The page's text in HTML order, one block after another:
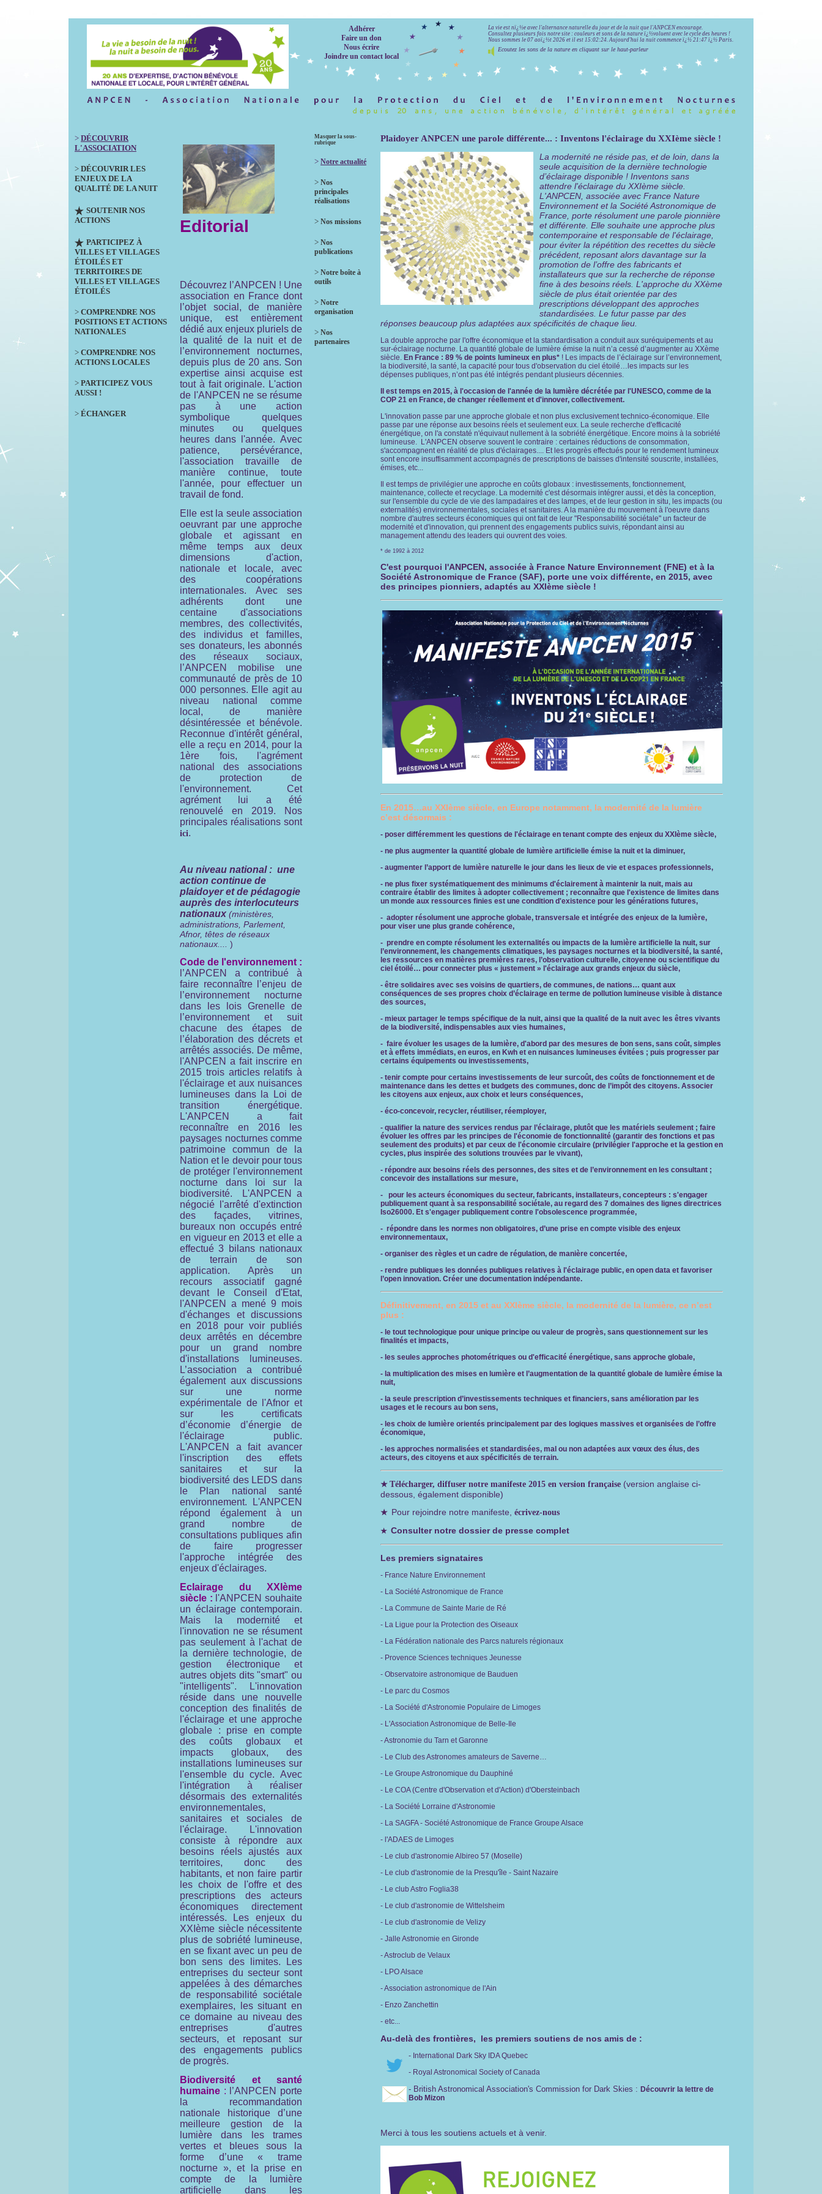
Adhérer
Faire un don
Nous écrire
Joindre un contact local
La vie est nï¿½e avec l'alternance naturelle du jour et de la nuit que l'ANPCEN encourage.
Consultez plusieurs fois notre site : couleurs et sons de la nature ï¿½voluent avec le cycle des heures !
Nous sommes le 07 aoï¿½t 2026 et il est 15:02:25.Aujourd'hui la nuit commence ï¿½ 21:47 ï¿½ Paris.
Ecoutez les sons de la nature en cliquant sur le haut-parleur
> DÉCOUVRIR
L'ASSOCIATION
> DÉCOUVRIR LES
ENJEUX DE LA
QUALITÉ DE LA NUIT
SOUTENIR NOS
ACTIONS
PARTICIPEZ À
VILLES ET VILLAGES
ÉTOILÉS ET
TERRITOIRES DE
VILLES ET VILLAGES
ÉTOILÉS
> COMPRENDRE NOS
POSITIONS ET ACTIONS
NATIONALES
> COMPRENDRE NOS
ACTIONS LOCALES
> PARTICIPEZ VOUS
AUSSI !
> ÉCHANGER
Editorial
Découvrez l’ANPCEN ! Une
association en France dont
l’objet social, de manière
unique, est entièrement
dédié aux enjeux pluriels de
la qualité de la nuit et de
l’environnement nocturnes,
depuis plus de 20 ans. Son
expertise ainsi acquise est
tout à fait originale. L'action
de l'ANPCEN ne se résume
pas à une action
symbolique quelques
minutes ou quelques
heures dans l'année. Avec
patience, persévérance,
l'association travaille de
manière continue, toute
l'année, pour effectuer un
travail de fond.
Elle est la seule association
oeuvrant par une approche
globale et agissant en
même temps aux deux
dimensions d'action,
nationale et locale, avec
des coopérations
internationales. Avec ses
adhérents dont une
centaine d'associations
membres, des collectivités,
des individus et familles,
ses donateurs, les abonnés
des réseaux sociaux,
l’ANPCEN mobilise une
communauté de près de 10
000 personnes. Elle agit au
niveau national comme
local, de manière
désintéressée et bénévole.
Reconnue d'intérêt général,
elle a reçu en 2014, pour la
1ère fois, l'agrément
national des associations
de protection de
l'environnement. Cet
agrément lui a été
renouvelé en 2019. Nos
principales réalisations sont
ici.
Au niveau national : une
action continue de
plaidoyer et de pédagogie
auprès des interlocuteurs
nationaux (ministères,
administrations, Parlement,
Afnor, têtes de réseaux
nationaux....
)
Code de l'environnement :
l’ANPCEN a contribué à
faire reconnaître l’enjeu de
l’environnement nocturne
dans les lois Grenelle de
l’environnement et suit
chacune des étapes de
l’élaboration des décrets et
arrêtés associés. De même,
l'ANPCEN a fait inscrire en
2015 trois articles relatifs à
l'éclairage et aux nuisances
lumineuses dans la Loi de
transition énergétique.
L'ANPCEN a fait
reconnaître en 2016 les
paysages nocturnes comme
patrimoine commun de la
Nation et le devoir pour tous
de protéger l'environnement
nocturne dans loi sur la
biodiversité.
L'ANPCEN a
négocié l'arrêté d'extinction
des façades, vitrines,
bureaux non occupés entré
en vigueur en 2013 et elle a
effectué 3 bilans nationaux
de terrain de son
application. Après un
recours associatif gagné
devant le Conseil d'Etat,
l'ANPCEN a mené 9 mois
d'échanges et discussions
en 2018 pour voir publiés
deux arrêtés en décembre
pour un grand nombre
d'installations lumineuses.
L’association a contribué
également aux discussions
sur une norme
expérimentale de l'Afnor et
sur les certificats
d’économie d’énergie de
l'éclairage public.
L'ANPCEN a fait avancer
l'inscription des effets
sanitaires et sur la
biodiversité des LEDS dans
le Plan national santé
environnement. L'ANPCEN
répond également à un
grand nombre de
consultations publiques afin
de faire progresser
l'approche intégrée des
enjeux d'éclairages.
Eclairage du XXIème
siècle : l'ANPCEN souhaite
un éclairage contemporain.
Mais la modernité et
l'innovation ne se résument
pas seulement à l'achat de
la dernière technologie, de
gestion électronique et
autres objets dits "smart" ou
"intelligents". L'innovation
réside dans une nouvelle
conception des finalités de
l'éclairage et une approche
globale : prise en compte
des coûts globaux et
impacts globaux, des
installations lumineuses sur
l'ensemble du cycle. Avec
l'intégration à réaliser
désormais des externalités
environnementales,
sanitaires et sociales de
l'éclairage. L'innovation
consiste à répondre aux
besoins réels ajustés aux
territoires, donc des
habitants, et non faire partir
les choix de l'offre et des
prescriptions des acteurs
économiques directement
intéressés. Les enjeux du
XXIème siècle nécessitente
plus de sobriété lumineuse,
en se fixant avec un peu de
bon sens des limites. Les
entreprises du secteur sont
appelées à des démarches
de responsabilité sociétale
exemplaires, les situant en
ce domaine au niveau des
entreprises d'autres
secteurs, et reposant sur
des engagements publics
de progrès.
Biodiversité et santé
humaine : l’ANPCEN porte
la recommandation
nationale historique d’une
meilleure gestion de la
lumière dans les trames
vertes et bleues sous la
forme d’une « trame
nocturne », et la prise en
compte de la lumière
artificielle dans les
Masquer la sous-
rubrique
> Notre actualité
> Nos
principales
réalisations
> Nos missions
> Nos
publications
> Notre boîte à
outils
> Notre
organisation
> Nos
partenaires
Plaidoyer ANPCEN une parole différente... : Inventons l'éclairage du XXIème siècle !
La modernité ne réside pas, et de loin, dans la
seule acquisition de la dernière technologie
d’éclairage disponible ! Inventons sans
attendre l'éclairage du XXIème siècle.
L'ANPCEN, associée avec France Nature
Environnement et la Société Astronomique de
France, porte résolument une parole pionnière
et différente. Elle souhaite une approche plus
contemporaine et responsable de l'éclairage,
pour éviter la répétition des recettes du siècle
précédent, reposant alors davantage sur la
promotion de l’offre des fabricants et
installateurs que sur la recherche de réponse
fine à des besoins réels. L'approche du XXème
siècle de plus était orientée par des
prescriptions développant des approches
standardisées. Le futur passe par des
réponses beaucoup plus adaptées aux spécificités de chaque lieu.
La double approche par l'offre économique et la standardisation a conduit aux suréquipements et au
sur-éclairage nocturne. La quantité globale de lumière émise la nuit n’a cessé d’augmenter au XXème
siècle. En France : 89 % de points lumineux en plus* ! Les impacts de l’éclairage sur l’environnement,
la biodiversité, la santé, la capacité pour tous d'observation du ciel étoilé…les impacts sur les
dépenses publiques, n’ont pas été intégrés pendant plusieurs décennies.
Il est temps en 2015, à l'occasion de l'année de la lumière décrétée par l'UNESCO, comme de la
COP 21 en France, de changer réellement et d'innover, collectivement.
L'innovation passe par une approche globale et non plus exclusivement technico-économique. Elle
passe par une réponse aux besoins réels et seulement eux. La seule recherche d'efficacité
énergétique, on l'a constaté n'équivaut nullement à la sobriété énergétique. Encore moins à la sobriété
lumineuse. L'ANPCEN observe souvent le contraire : certaines réductions de consommation,
s'accompagnent en réalité de plus d'éclairages.... Et les progrès effectués pour le rendement lumineux
sont encore insuffisamment accompagnés de prescriptions de baisses d'intensité souscrite, installées,
émises, etc...
Il est temps de privilégier une approche en coûts globaux : investissements, fonctionnement,
maintenance, collecte et recyclage. La modernité c'est désormais intégrer aussi, et dès la conception,
sur l'ensemble du cycle de vie des lampadaires et des lampes, et de leur gestion in situ, les impacts (ou
externalités) environnementales, sociales et sanitaires. A la manière du mouvement à l'oeuvre dans
nombre d'autres secteurs économiques qui ont fait de leur "Responsabilité sociétale" un facteur de
modernité et d'innovation, qui prennent des engagements publics suivis, répondant ainsi au
management attendu des leaders qui ouvrent des voies.
* de 1992 à 2012
C'est pourquoi l'ANPCEN, associée à France Nature Environnement (FNE) et à la
Société Astronomique de France (SAF), porte une voix différente, en 2015, avec
des principes pionniers, adaptés au XXIème siècle !
En 2015…au XXIème siècle, en Europe notamment, la modernité de la lumière
c’est désormais :
- poser différemment les questions de l'éclairage en tenant compte des enjeux du XXIème siècle,
- ne plus augmenter la quantité globale de lumière artificielle émise la nuit et la diminuer,
- augmenter l’apport de lumière naturelle le jour dans les lieux de vie et espaces professionnels,
- ne plus fixer systématiquement des minimums d'éclairement à maintenir la nuit, mais au
contraire établir des limites à adopter collectivement ; reconnaître que l'existence de limites dans
un monde aux ressources finies est une condition d'existence pour les générations futures,
- adopter résolument une approche globale, transversale et intégrée des enjeux de la lumière,
pour viser une plus grande cohérence,
- prendre en compte résolument les externalités ou impacts de la lumière artificielle la nuit, sur
l’environnement, les changements climatiques, les paysages nocturnes et la biodiversité, la santé,
les ressources en matières premières rares, l’observation culturelle, citoyenne ou scientifique du
ciel étoilé… pour connecter plus « justement » l'éclairage aux grands enjeux du siècle,
- être solidaires avec ses voisins de quartiers, de communes, de nations… quant aux
conséquences de ses propres choix d’éclairage en terme de pollution lumineuse visible à distance
des sources,
- mieux partager le temps spécifique de la nuit, ainsi que la qualité de la nuit avec les êtres vivants
de la biodiversité, indispensables aux vies humaines,
- faire évoluer les usages de la lumière, d'abord par des mesures de bon sens, sans coût, simples
et à effets immédiats, en euros, en Kwh et en nuisances lumineuses évitées ; puis progresser par
certains équipements ou investissements,
- tenir compte pour certains investissements de leur surcoût, des coûts de fonctionnement et de
maintenance dans les dettes et budgets des communes, donc de l’impôt des citoyens. Associer
les citoyens aux enjeux, aux choix et leurs conséquences,
- éco-concevoir, recycler, réutiliser, réemployer,
- qualifier la nature des services rendus par l’éclairage, plutôt que les matériels seulement ; faire
évoluer les offres par les principes de l'économie de fonctionnalité (garantir des fonctions et pas
seulement des produits) et par ceux de l'économie circulaire (privilégier l'approche et la gestion en
cycles, plus inspirée des solutions trouvées par le vivant),
- répondre aux besoins réels des personnes, des sites et de l’environnement en les consultant ;
concevoir des installations sur mesure,
- pour les acteurs économiques du secteur, fabricants, installateurs, concepteurs : s'engager
publiquement quant à sa responsabilité sociétale, au regard des 7 domaines des lignes directrices
Iso26000. Et s'engager publiquement contre l'obsolescence programmée,
- répondre dans les normes non obligatoires, d’une prise en compte visible des enjeux
environnementaux,
- organiser des règles et un cadre de régulation, de manière concertée,
- rendre publiques les données publiques relatives à l'éclairage public, en open data et favoriser
l’open innovation. Créer une documentation indépendante.
Définitivement, en 2015 et au XXIème siècle, la modernité de la lumière, ce n’est
plus :
- le tout technologique pour unique principe ou valeur de progrès, sans questionnement sur les
finalités et impacts,
- les seules approches photométriques ou d'efficacité énergétique, sans approche globale,
- la multiplication des mises en lumière et l’augmentation de la quantité globale de lumière émise la
nuit,
- la seule prescription d’investissements techniques et financiers, sans amélioration par les
usages et le recours au bon sens,
- les choix de lumière orientés principalement par des logiques massives et organisées de l’offre
économique,
- les approches normalisées et standardisées, mal ou non adaptées aux vœux des élus, des
acteurs, des citoyens et aux spécificités de terrain.
★ Télécharger, diffuser notre manifeste 2015 en version française (version anglaise ci-
dessous, également disponible)
★ Pour rejoindre notre manifeste, écrivez-nous
★ Consulter notre dossier de presse complet
Les premiers signataires
- France Nature Environnement
- La Société Astronomique de France
- La Commune de Sainte Marie de Ré
- La Ligue pour la Protection des Oiseaux
- La Fédération nationale des Parcs naturels régionaux
- Provence Sciences techniques Jeunesse
- Observatoire astronomique de Bauduen
- Le parc du Cosmos
- La Société d'Astronomie Populaire de Limoges
- L'Association Astronomique de Belle-Ile
- Astronomie du Tarn et Garonne
- Le Club des Astronomes amateurs de Saverne…
- Le Groupe Astronomique du Dauphiné
- Le COA (Centre d'Observation et d'Action) d'Obersteinbach
- La Société Lorraine d'Astronomie
- La SAGFA - Société Astronomique de France Groupe Alsace
- l'ADAES de Limoges
- Le club d'astronomie Albireo 57 (Moselle)
- Le club d'astronomie de la Presqu'île - Saint Nazaire
- Le club Astro Foglia38
- Le club d'astronomie de Wittelsheim
- Le club d'astronomie de Velizy
- Jalle Astronomie en Gironde
- Astroclub de Velaux
- LPO Alsace
- Association astronomique de l'Ain
- Enzo Zanchettin
- etc...
Au-delà des frontières, les premiers soutiens de nos amis de :
- International Dark Sky IDA Quebec
- Royal Astronomical Society of Canada
- British Astronomical Association's Commission for Dark Skies : Découvrir la lettre de
Bob Mizon
Merci à tous les soutiens actuels et à venir.